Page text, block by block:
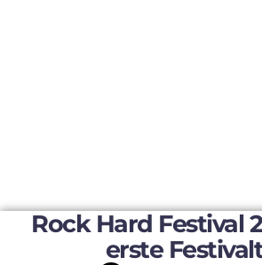
Rock Hard Festival
erste